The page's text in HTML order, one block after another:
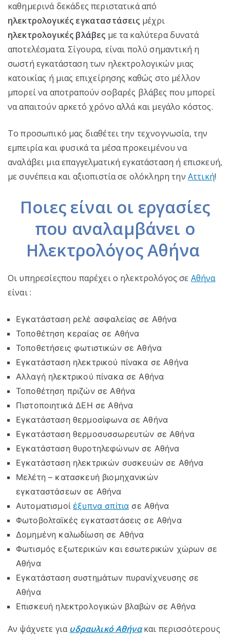
καθημερινά δεκάδες περιστατικά από
ηλεκτρολογικές εγκαταστάσεις μέχρι
ηλεκτρολογικές βλάβες με τα καλύτερα δυνατά
αποτελέσματα. Σίγουρα, είναι πολύ σημαντική η
σωστή εγκατάσταση των ηλεκτρολογικών μιας
κατοικίας ή μιας επιχείρησης καθώς στο μέλλον
μπορεί να αποτραπούν σοβαρές βλάβες που μπορεί
να απαιτούν αρκετό χρόνο αλλά και μεγάλο κόστος.
Το προσωπικό μας διαθέτει την τεχνογνωσία, την
εμπειρία και φυσικά τα μέσα προκειμένου να
αναλάβει μια επαγγελματική εγκατάσταση ή επισκευή,
με συνέπεια και αξιοπιστία σε ολόκληρη την Αττική!
Ποιες είναι οι εργασίες
που αναλαμβάνει ο
Ηλεκτρολόγος Αθήνα
Οι υπηρεσίεςπου παρέχει ο ηλεκτρολόγος σε Αθήνα
είναι :
Εγκατάσταση ρελέ ασφαλείας σε Αθήνα
Τοποθέτηση κεραίας σε Αθήνα
Τοποθετήσεις φωτιστικών σε Αθήνα
Εγκατάσταση ηλεκτρικού πίνακα σε Αθήνα
Αλλαγή ηλεκτρικού πίνακα σε Αθήνα
Τοποθέτηση πριζών σε Αθήνα
Πιστοποιητικά ΔΕΗ σε Αθήνα
Εγκατάσταση θερμοσίφωνα σε Αθήνα
Εγκατάσταση θερμοσυσσωρευτών σε Αθήνα
Εγκατάσταση θυροτηλεφώνων σε Αθήνα
Εγκατάσταση ηλεκτρικών συσκευών σε Αθήνα
Μελέτη – κατασκευή βιομηχανικών
εγκαταστάσεων σε Αθήνα
Αυτοματισμοίέξυπνα σπίτια σε Αθήνα
Φωτοβολταϊκές εγκαταστάσεις σε Αθήνα
Δομημένη καλωδίωση σε Αθήνα
Φωτισμός εξωτερικών και εσωτερικών χώρων σε
Αθήνα
Εγκατάσταση συστημάτων πυρανίχνευσης σε
Αθήνα
Επισκευή ηλεκτρολογικών βλαβών σε Αθήνα
Αν ψάχνετε για υδραυλικό Αθήνακαι περισσότερους